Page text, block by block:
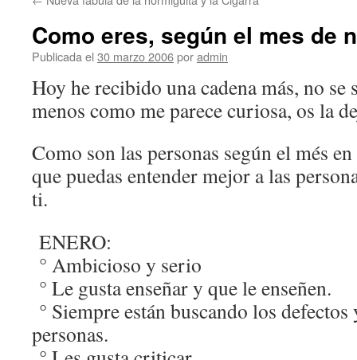
Como eres, según el mes de
Publicada el 30 marzo 2006poradmin
Hoy he recibido una cadena más, no
menos como me parece curiosa, os la
Como son las personas según el més
que puedas entender mejor a las
ti.
ENERO:
° Ambicioso y serio
° Le gusta enseñar y que le enseñen.
° Siempre están buscando los
personas.